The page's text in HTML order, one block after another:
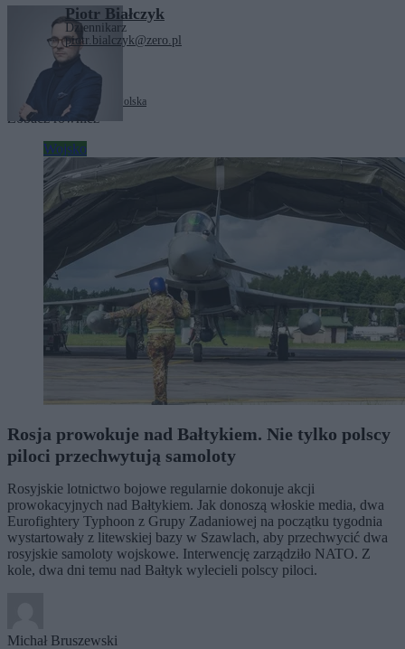
Piotr Białczyk
Dziennikarz
piotr.bialczyk@zero.pl
Tagi: NATO Polska
Zobacz również
Wojsko
Rosja prowokuje nad Bałtykiem. Nie tylko polscy
piloci przechwytują samoloty
Rosyjskie lotnictwo bojowe regularnie dokonuje akcji
prowokacyjnych nad Bałtykiem. Jak donoszą włoskie media, dwa
Eurofightery Typhoon z Grupy Zadaniowej na początku tygodnia
wystartowały z litewskiej bazy w Szawlach, aby przechwycić dwa
rosyjskie samoloty wojskowe. Interwencję zarządziło NATO. Z
kole, dwa dni temu nad Bałtyk wylecieli polscy piloci.
Michał Bruszewski